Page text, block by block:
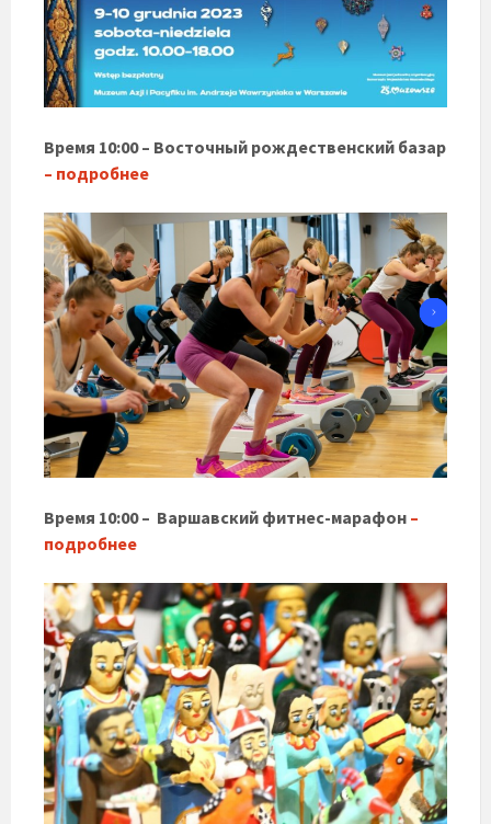
Время 10:00 – Восточный рождественский базар
– подробнее
Время 10:00 – Варшавский фитнес-марафон –
подробнее